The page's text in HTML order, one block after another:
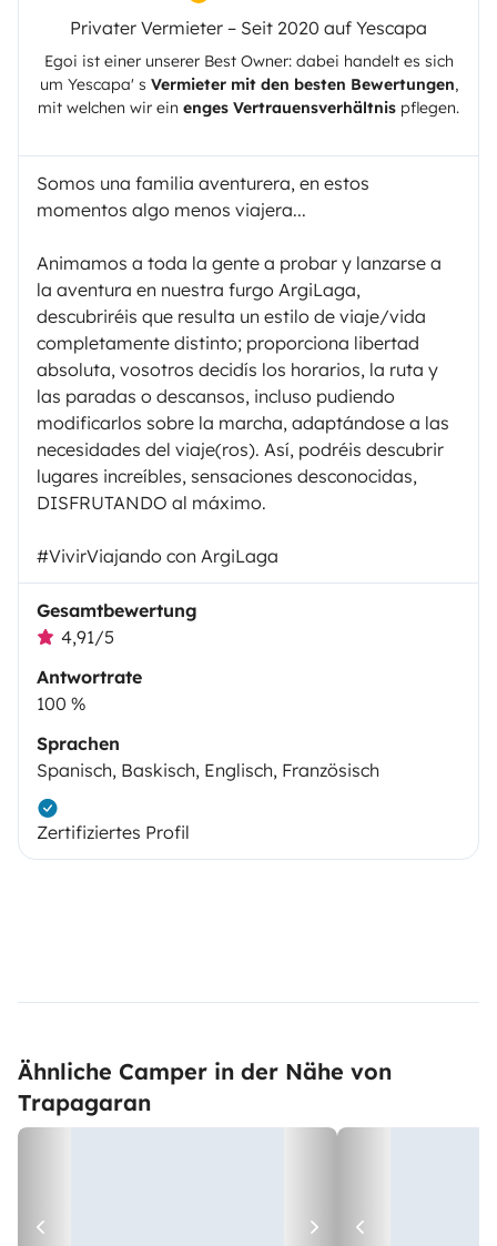
Privater Vermieter – Seit 2020 auf Yescapa
Egoi ist einer unserer Best Owner: dabei handelt es sich
um Yescapa' s Vermieter mit den besten Bewertungen,
mit welchen wir ein enges Vertrauensverhältnis pflegen.
Somos una familia aventurera, en estos
momentos algo menos viajera...
Animamos a toda la gente a probar y lanzarse a
la aventura en nuestra furgo ArgiLaga,
descubriréis que resulta un estilo de viaje/vida
completamente distinto; proporciona libertad
absoluta, vosotros decidís los horarios, la ruta y
las paradas o descansos, incluso pudiendo
modificarlos sobre la marcha, adaptándose a las
necesidades del viaje(ros). Así, podréis descubrir
lugares increíbles, sensaciones desconocidas,
DISFRUTANDO al máximo.
#VivirViajando con ArgiLaga
Gesamtbewertung
4,91/5
Antwortrate
100 %
Sprachen
Spanisch, Baskisch, Englisch, Französisch
Zertifiziertes Profil
Ähnliche Camper in der Nähe von
Trapagaran